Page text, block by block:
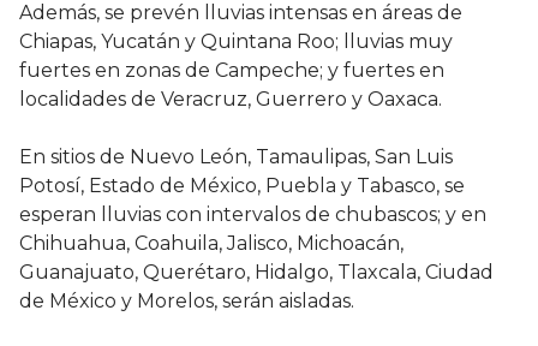
Además, se prevén lluvias intensas en áreas de
Chiapas, Yucatán y Quintana Roo; lluvias muy
fuertes en zonas de Campeche; y fuertes en
localidades de Veracruz, Guerrero y Oaxaca.
En sitios de Nuevo León, Tamaulipas, San Luis
Potosí, Estado de México, Puebla y Tabasco, se
esperan lluvias con intervalos de chubascos; y en
Chihuahua, Coahuila, Jalisco, Michoacán,
Guanajuato, Querétaro, Hidalgo, Tlaxcala, Ciudad
de México y Morelos, serán aisladas.